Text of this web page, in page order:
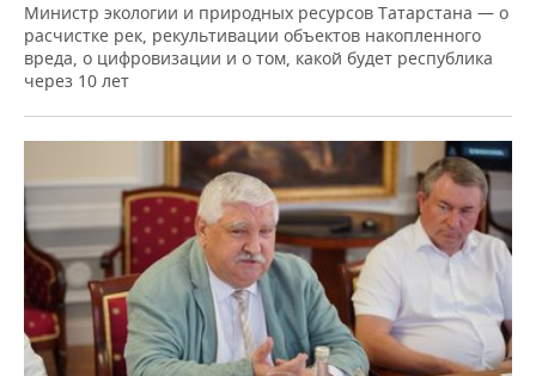
Министр экологии и природных ресурсов Татарстана — о
расчистке рек, рекультивации объектов накопленного
вреда, о цифровизации и о том, какой будет республика
через 10 лет